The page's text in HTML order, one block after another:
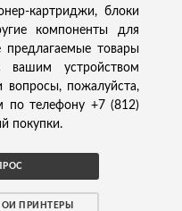
картриджи, блоки
компоненты для
предлагаемые товары
вашим устройством
вопросы, пожалуйста,
по телефону +7 (812)
покупки.
ПРИНТЕРЫ